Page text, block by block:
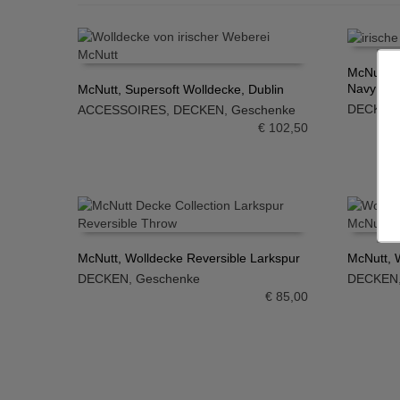
IN DEN WARENKORB
McNutt, Supersoft Wolldecke, Dublin
ACCESSOIRES DECKEN Geschenke
€102,50
McNutt,
Navy
DECKEN
IN DEN WARENKORB
McNutt, Wolldecke Reversible Larkspur
DECKEN Geschenke
€85,00
IN DEN
McNutt,
DECKEN